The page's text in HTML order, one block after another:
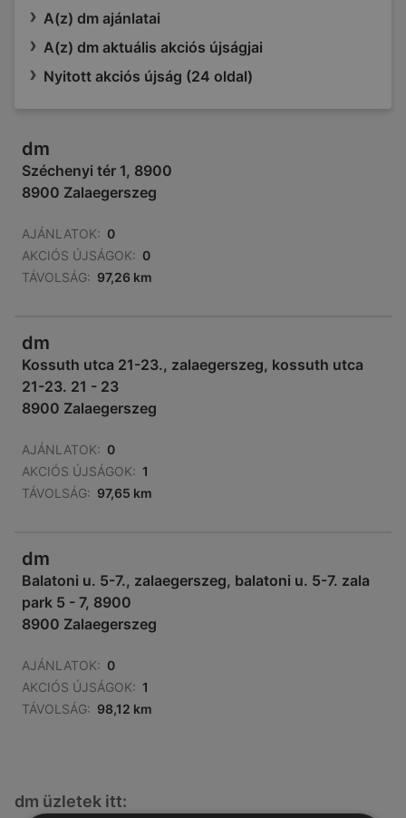
A(z) dm ajánlatai
A(z) dm aktuális akciós újságjai
Nyitott akciós újság (24 oldal)
dm
Széchenyi tér 1, 8900
8900 Zalaegerszeg
AJÁNLATOK: 0
AKCIÓS ÚJSÁGOK: 0
TÁVOLSÁG: 97,26 km
dm
Kossuth utca 21-23., zalaegerszeg, kossuth utca
21-23. 21 - 23
8900 Zalaegerszeg
AJÁNLATOK: 0
AKCIÓS ÚJSÁGOK: 1
TÁVOLSÁG: 97,65 km
dm
Balatoni u. 5-7., zalaegerszeg, balatoni u. 5-7. zala
park 5 - 7, 8900
8900 Zalaegerszeg
AJÁNLATOK: 0
AKCIÓS ÚJSÁGOK: 1
TÁVOLSÁG: 98,12 km
dm üzletek itt: